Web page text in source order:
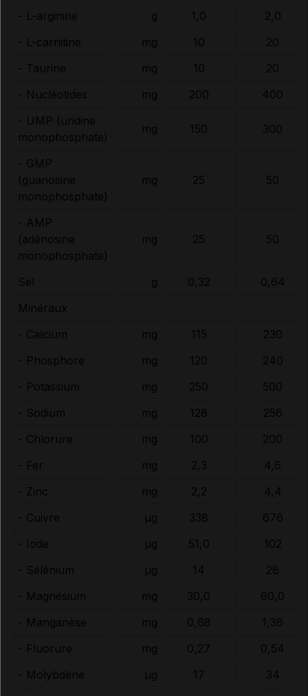
- L-arginine g 1,0
2,0
- L-carnitine
mg 10
20
- Taurine
mg 10
20
- Nucléotides
mg 200
400
- UMP (uridine
monophosphate)
mg 150 300
- GMP
(guanosine
monophosphate)
mg 25 50
- AMP
(adénosine
monophosphate)
mg 25 50
Sel g 0,32
0,64
Minéraux
- Calcium
mg 115
230
- Phosphore
mg 120
240
- Potassium
mg 250
500
- Sodium
mg 128
256
- Chlorure
mg 100
200
- Fer
mg 2,3
4,6
- Zinc
mg 2,2
4,4
- Cuivre
µg 338
676
- Iode
µg 51,0
102
- Sélénium
µg 14
28
- Magnésium
mg 30,0
60,0
- Manganèse
mg 0,68
1,36
- Fluorure
mg 0,27
0,54
- Molybdène
µg 17
34